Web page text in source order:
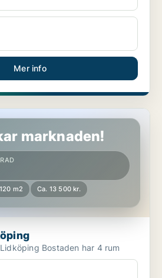
Mer info
marknaden!
m2 Ca. 13 500 kr.
Lägenhet att hyra i Lidköping Bostaden har 4 rum